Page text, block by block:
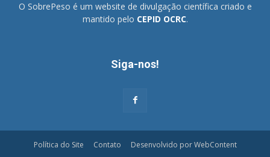
O SobrePeso é um website de divulgação científica criado e
mantido pelo CEPID OCRC.
Siga-nos!
Política do Site Contato Desenvolvido por WebContent